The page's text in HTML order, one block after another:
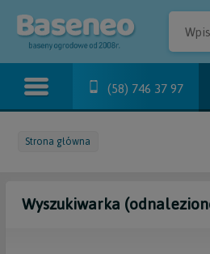
(58) 746 37 97
Strona główna
Wyszukiwarka